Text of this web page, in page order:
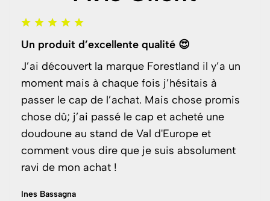
Un produit d’excellente qualité 😍
J’ai découvert la marque Forestland il y’a un
moment mais à chaque fois j’hésitais à
passer le cap de l’achat. Mais chose promis
chose dû; j’ai passé le cap et acheté une
doudoune au stand de Val d'Europe et
comment vous dire que je suis absolument
ravi de mon achat !
Ines Bassagna